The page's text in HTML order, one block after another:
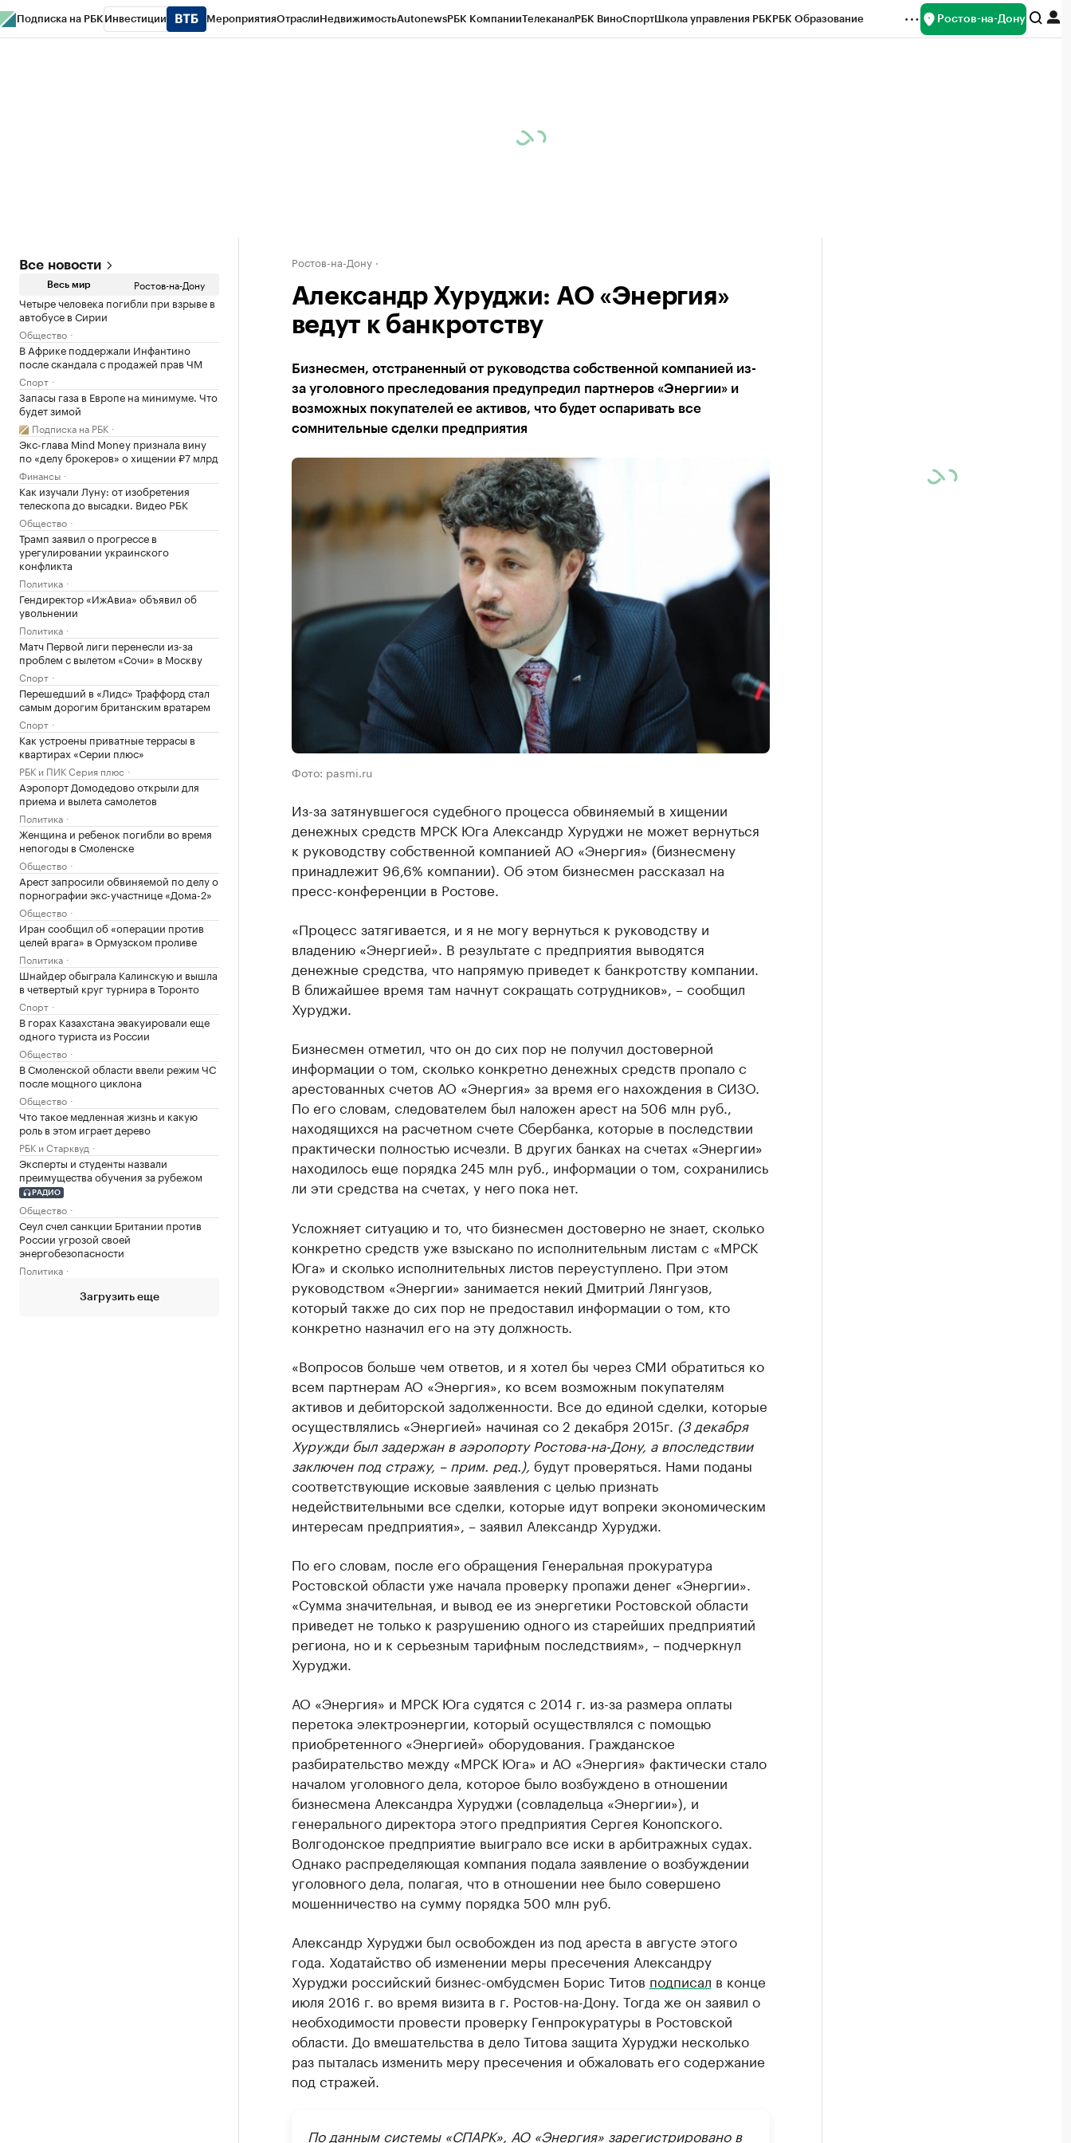
Подписка на РБК Инвестиции МероприятияОтраслиНедвижимостьAutonewsРБК КомпанииТелеканалРБК ВиноСпортШкола управления РБКРБК Образование Ростов-на-Дону
Все новости
Весь мир Ростов-на-Дону
Четыре человека погибли при взрыве в
автобусе в Сирии
Общество
В Африке поддержали Инфантино
после скандала с продажей прав ЧМ
Спорт
Запасы газа в Европе на минимуме. Что
будет зимой
Подписка на РБК
Экс-глава Mind Money признала вину
по «делу брокеров» о хищении ₽7 млрд
Финансы
Как изучали Луну: от изобретения
телескопа до высадки. Видео РБК
Общество
Трамп заявил о прогрессе в
урегулировании украинского
конфликта
Политика
Гендиректор «ИжАвиа» объявил об
увольнении
Политика
Матч Первой лиги перенесли из-за
проблем с вылетом «Сочи» в Москву
Спорт
Перешедший в «Лидс» Траффорд стал
самым дорогим британским вратарем
Спорт
Как устроены приватные террасы в
квартирах «Серии плюс»
РБК и ПИК Серия плюс
Аэропорт Домодедово открыли для
приема и вылета самолетов
Политика
Женщина и ребенок погибли во время
непогоды в Смоленске
Общество
Арест запросили обвиняемой по делу о
порнографии экс-участнице «Дома-2»
Общество
Иран сообщил об «операции против
целей врага» в Ормузском проливе
Политика
Шнайдер обыграла Калинскую и вышла
в четвертый круг турнира в Торонто
Спорт
В горах Казахстана эвакуировали еще
одного туриста из России
Общество
В Смоленской области ввели режим ЧС
после мощного циклона
Общество
Что такое медленная жизнь и какую
роль в этом играет дерево
РБК и Старквуд
Эксперты и студенты назвали
преимущества обучения за рубежом
РАДИО
Общество
Сеул счел санкции Британии против
России угрозой своей
энергобезопасности
Политика
Загрузить еще
Ростов-на-Дону
Александр Хуруджи: АО «Энергия»
ведут к банкротству
Бизнесмен, отстраненный от руководства собственной компанией из-
за уголовного преследования предупредил партнеров «Энергии» и
возможных покупателей ее активов, что будет оспаривать все
сомнительные сделки предприятия
Фото: pasmi.ru
Из-за затянувшегося судебного процесса обвиняемый в хищении
денежных средств МРСК Юга Александр Хуруджи не может вернуться
к руководству собственной компанией АО «Энергия» (бизнесмену
принадлежит 96,6% компании). Об этом бизнесмен рассказал на
пресс-конференции в Ростове.
«Процесс затягивается, и я не могу вернуться к руководству и
владению «Энергией». В результате с предприятия выводятся
денежные средства, что напрямую приведет к банкротству компании.
В ближайшее время там начнут сокращать сотрудников», – сообщил
Хуруджи.
Бизнесмен отметил, что он до сих пор не получил достоверной
информации о том, сколько конкретно денежных средств пропало с
арестованных счетов АО «Энергия» за время его нахождения в СИЗО.
По его словам, следователем был наложен арест на 506 млн руб.,
находящихся на расчетном счете Сбербанка, которые в последствии
практически полностью исчезли. В других банках на счетах «Энергии»
находилось еще порядка 245 млн руб., информации о том, сохранились
ли эти средства на счетах, у него пока нет.
Усложняет ситуацию и то, что бизнесмен достоверно не знает, сколько
конкретно средств уже взыскано по исполнительным листам с «МРСК
Юга» и сколько исполнительных листов переуступлено. При этом
руководством «Энергии» занимается некий Дмитрий Лянгузов,
который также до сих пор не предоставил информации о том, кто
конкретно назначил его на эту должность.
«Вопросов больше чем ответов, и я хотел бы через СМИ обратиться ко
всем партнерам АО «Энергия», ко всем возможным покупателям
активов и дебиторской задолженности. Все до единой сделки, которые
осуществлялись «Энергией» начиная со 2 декабря 2015г. (3 декабря
Хуружди был задержан в аэропорту Ростова-на-Дону, а впоследствии
заключен под стражу, – прим. ред.), будут проверяться. Нами поданы
соответствующие исковые заявления с целью признать
недействительными все сделки, которые идут вопреки экономическим
интересам предприятия», – заявил Александр Хуруджи.
По его словам, после его обращения Генеральная прокуратура
Ростовской области уже начала проверку пропажи денег «Энергии».
«Сумма значительная, и вывод ее из энергетики Ростовской области
приведет не только к разрушению одного из старейших предприятий
региона, но и к серьезным тарифным последствиям», – подчеркнул
Хуруджи.
АО «Энергия» и МРСК Юга судятся с 2014 г. из-за размера оплаты
перетока электроэнергии, который осуществлялся с помощью
приобретенного «Энергией» оборудования. Гражданское
разбирательство между «МРСК Юга» и АО «Энергия» фактически стало
началом уголовного дела, которое было возбуждено в отношении
бизнесмена Александра Хуруджи (совладельца «Энергии»), и
генерального директора этого предприятия Сергея Конопского.
Волгодонское предприятие выиграло все иски в арбитражных судах.
Однако распределяющая компания подала заявление о возбуждении
уголовного дела, полагая, что в отношении нее было совершено
мошенничество на сумму порядка 500 млн руб.
Александр Хуруджи был освобожден из под ареста в августе этого
года. Ходатайство об изменении меры пресечения Александру
Хуруджи российский бизнес-омбудсмен Борис Титов подписал в конце
июля 2016 г. во время визита в г. Ростов-на-Дону. Тогда же он заявил о
необходимости провести проверку Генпрокуратуры в Ростовской
области. До вмешательства в дело Титова защита Хуруджи несколько
раз пыталась изменить меру пресечения и обжаловать его содержание
под стражей.
По данным системы «СПАРК», АО «Энергия» зарегистрировано в